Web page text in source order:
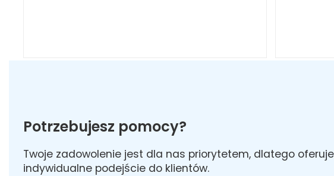
Potrzebujesz pomocy?
Twoje zadowolenie jest dla nas priorytetem, dlatego
indywidualne podejście do klientów.